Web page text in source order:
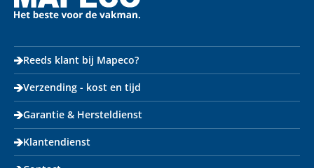
Reeds klant bij Mapeco?
Verzending - kost en tijd
Garantie & Hersteldienst
Klantendienst